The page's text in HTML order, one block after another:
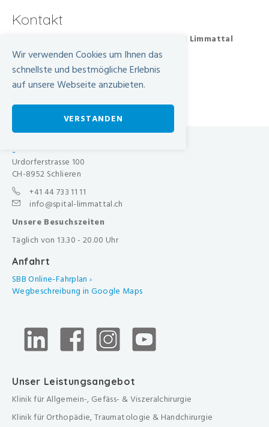
Kontakt
Qualitäts- und Risikomanagement Spital Limmattal
Urdorferstrasse 100
8952 Schlieren
+41 44 736 82 42
Urdorferstrasse 100
CH-8952 Schlieren
+41 44 733 11 11
info@spital-limmattal.ch
Unsere Besuchszeiten
Täglich von 13.30 - 20.00 Uhr
Anfahrt
SBB Online-Fahrplan ›
Wegbeschreibung in Google Maps
Unser Leistungsangebot
Klinik für Allgemein-, Gefäss- & Viszeralchirurgie
Klinik für Orthopädie, Traumatologie & Handchirurgie
Wir verwenden Cookies um Ihnen das
schnellste und bestmögliche Erlebnis
auf unsere Webseite anzubieten.
VERSTANDEN
-